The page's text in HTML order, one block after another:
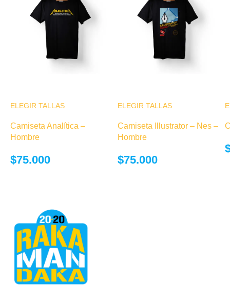
ELEGIR TALLAS
variantes. Las
Camiseta Analítica –
Hombre
$75.000
ELEGIR TALLAS
variantes. Las
Camiseta Illustrator – Nes –
Hombre
$75.000